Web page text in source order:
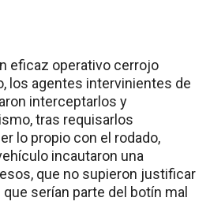
eficaz operativo cerrojo
los agentes intervinientes de
interceptarlos y
tras requisarlos
lo propio con el rodado,
incautaron una
que no supieron justificar
serían parte del botín mal